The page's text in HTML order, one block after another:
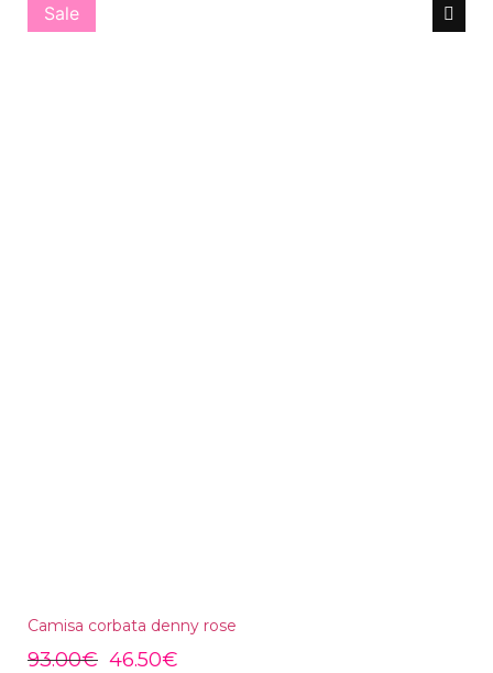
Sale
Camisa corbata denny rose
93.00€ 46.50€